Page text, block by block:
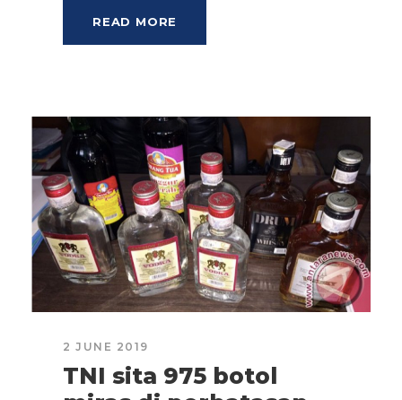
READ MORE
2 JUNE 2019
TNI sita 975 botol